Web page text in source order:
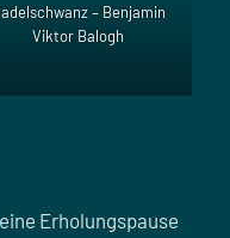
– Benjamin
Viktor Balogh
Erholungspause